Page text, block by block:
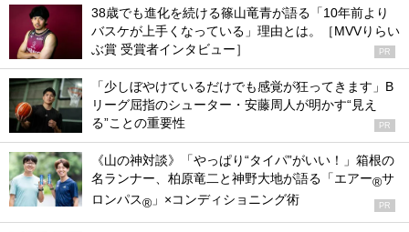
38歳でも進化を続ける篠山竜青が語る「10年前より
バスケが上手くなっている」理由とは。［MVVりらい
ぶ賞 受賞者インタビュー］
PR
「少しぼやけているだけでも感覚が狂ってきます」B
リーグ屈指のシューター・安藤周人が明かす“見え
る”ことの重要性
PR
《山の神対談》「やっぱり“タイパ”がいい！」箱根の
名ランナー、柏原竜二と神野大地が語る「エアー®サ
ロンパス® 」×コンディショニング術 PR